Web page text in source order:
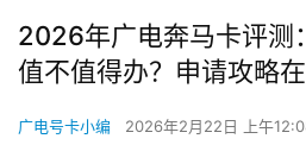
2026年广电奔马卡评测
值不值得办？申请攻略在
广电号卡小编 2026年2月22日 上午